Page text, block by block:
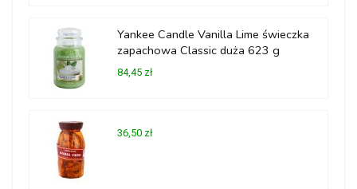
Yankee Candle Vanilla Lime świeczka
zapachowa Classic duża 623 g
84,45 zł
36,50 zł